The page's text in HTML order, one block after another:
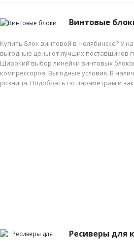
Винтовые
Купить Блок винтовой в Челябинске? У
выгодные цены от лучших поставщиков
Широкий выбор линейки винтовых
компрессоров. Выгодные условия. В
розница. Подобрать по параметрам и
Ресиверы для